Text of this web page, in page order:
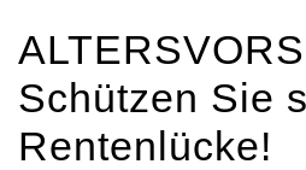
Schützen Sie
Rentenlücke!